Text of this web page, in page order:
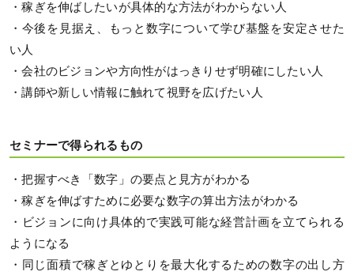
・稼ぎを伸ばしたいが具体的な方法がわからない人
・今後を見据え、もっと数字について学び基盤を安定させた
い人
・会社のビジョンや方向性がはっきりせず明確にしたい人
・講師や新しい情報に触れて視野を広げたい人
セミナーで得られるもの
・把握すべき「数字」の要点と見方がわかる
・稼ぎを伸ばすために必要な数字の算出方法がわかる
・ビジョンに向け具体的で実践可能な経営計画を立てられる
ようになる
・同じ面積で稼ぎとゆとりを最大化するための数字の出し方